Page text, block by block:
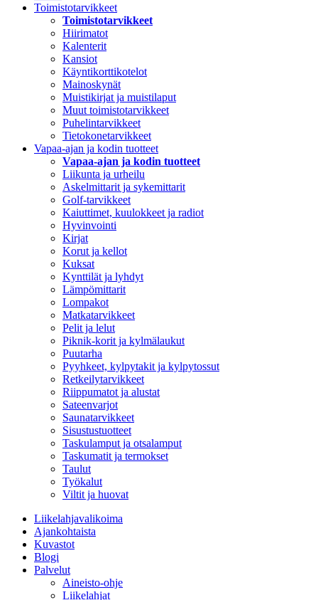
Toimistotarvikkeet
Toimistotarvikkeet
Hiirimatot
Kalenterit
Kansiot
Käyntikorttikotelot
Mainoskynät
Muistikirjat ja muistilaput
Muut toimistotarvikkeet
Puhelintarvikkeet
Tietokonetarvikkeet
Vapaa-ajan ja kodin tuotteet
Vapaa-ajan ja kodin tuotteet
Liikunta ja urheilu
Askelmittarit ja sykemittarit
Golf-tarvikkeet
Kaiuttimet, kuulokkeet ja radiot
Hyvinvointi
Kirjat
Korut ja kellot
Kuksat
Kynttilät ja lyhdyt
Lämpömittarit
Lompakot
Matkatarvikkeet
Pelit ja lelut
Piknik-korit ja kylmälaukut
Puutarha
Pyyhkeet, kylpytakit ja kylpytossut
Retkeilytarvikkeet
Riippumatot ja alustat
Sateenvarjot
Saunatarvikkeet
Sisustustuotteet
Taskulamput ja otsalamput
Taskumatit ja termokset
Taulut
Työkalut
Viltit ja huovat
Liikelahjavalikoima
Ajankohtaista
Kuvastot
Blogi
Palvelut
Aineisto-ohje
Liikelahjat